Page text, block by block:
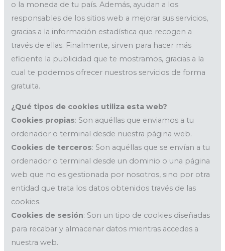
o la moneda de tu país. Además, ayudan a los
responsables de los sitios web a mejorar sus servicios,
gracias a la información estadística que recogen a
través de ellas. Finalmente, sirven para hacer más
eficiente la publicidad que te mostramos, gracias a la
cual te podemos ofrecer nuestros servicios de forma
gratuita.
¿Qué tipos de cookies utiliza esta web?
Cookies propias: Son aquéllas que enviamos a tu
ordenador o terminal desde nuestra página web.
Cookies de terceros: Son aquéllas que se envían a tu
ordenador o terminal desde un dominio o una página
web que no es gestionada por nosotros, sino por otra
entidad que trata los datos obtenidos través de las
cookies.
Cookies de sesión: Son un tipo de cookies diseñadas
para recabar y almacenar datos mientras accedes a
nuestra web.